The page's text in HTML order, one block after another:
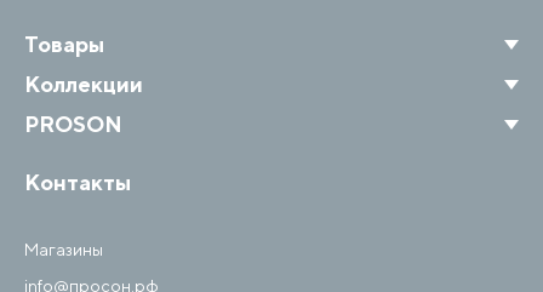
Товары
Коллекции
PROSON
Контакты
Магазины
info@просон.рф